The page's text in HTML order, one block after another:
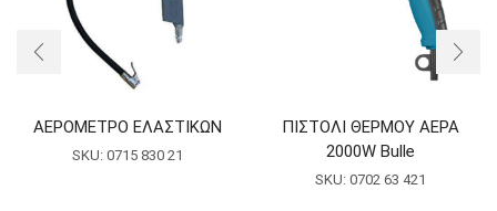
ΑΕΡΟΜΕΤΡΟ ΕΛΑΣΤΙΚΩΝ
SKU: 0715 830 21
ΠΙΣΤΟΛΙ ΘΕΡΜΟΥ ΑΕΡΑ
2000W Bulle
SKU: 0702 63 421